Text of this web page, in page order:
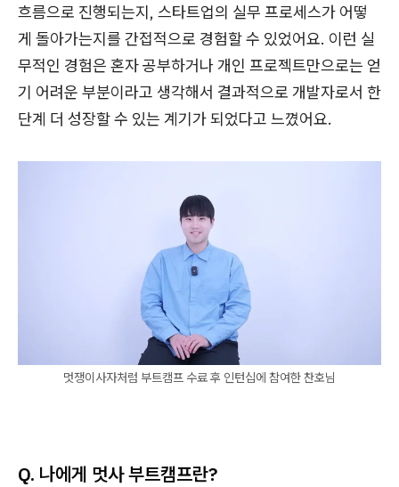
흐름으로 진행되는지, 스타트업의 실무 프로세스가 어떻
게 돌아가는지를 간접적으로 경험할 수 있었어요. 이런 실
무적인 경험은 혼자 공부하거나 개인 프로젝트만으로는 얻
기 어려운 부분이라고 생각해서 결과적으로 개발자로서 한
단계 더 성장할 수 있는 계기가 되었다고 느꼈어요.
멋쟁이사자처럼 부트캠프 수료 후 인턴십에 참여한 찬호님
Q. 나에게 멋사 부트캠프란?